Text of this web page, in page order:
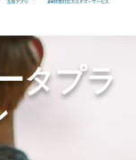
タプラ